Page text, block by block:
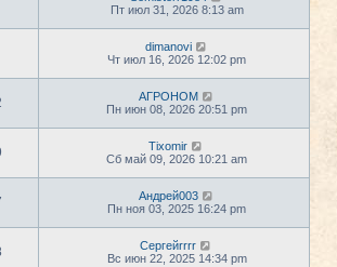
Пт июл 31, 2026 8:13 am
dimanovi
Чт июл 16, 2026 12:02 pm
АГРОНОМ
Пн июн 08, 2026 20:51 pm
Tixomir
Сб май 09, 2026 10:21 am
Андрей003
Пн ноя 03, 2025 16:24 pm
Сергейrrrr
Вс июн 22, 2025 14:34 pm